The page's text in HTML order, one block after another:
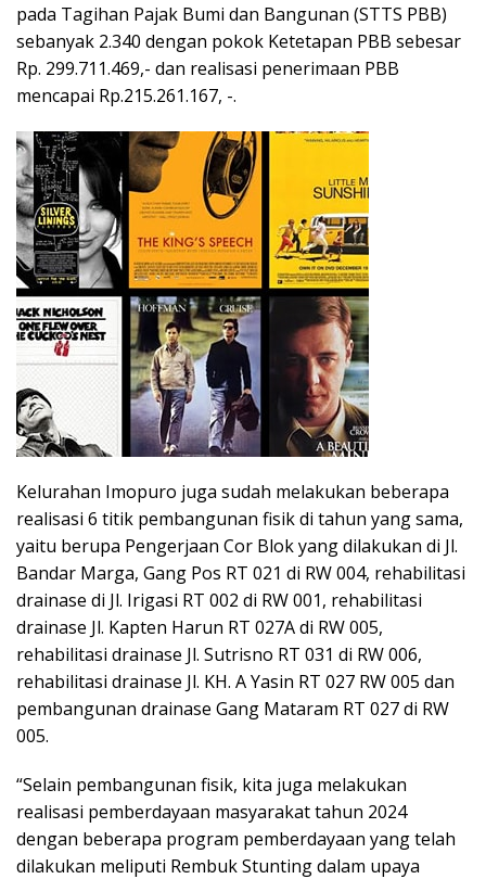
pada Tagihan Pajak Bumi dan Bangunan (STTS PBB)
sebanyak 2.340 dengan pokok Ketetapan PBB sebesar
Rp. 299.711.469,- dan realisasi penerimaan PBB
mencapai Rp.215.261.167, -.
Kelurahan Imopuro juga sudah melakukan beberapa
realisasi 6 titik pembangunan fisik di tahun yang sama,
yaitu berupa Pengerjaan Cor Blok yang dilakukan di Jl.
Bandar Marga, Gang Pos RT 021 di RW 004, rehabilitasi
drainase di Jl. Irigasi RT 002 di RW 001, rehabilitasi
drainase Jl. Kapten Harun RT 027A di RW 005,
rehabilitasi drainase Jl. Sutrisno RT 031 di RW 006,
rehabilitasi drainase Jl. KH. A Yasin RT 027 RW 005 dan
pembangunan drainase Gang Mataram RT 027 di RW
005.
“Selain pembangunan fisik, kita juga melakukan
realisasi pemberdayaan masyarakat tahun 2024
dengan beberapa program pemberdayaan yang telah
dilakukan meliputi Rembuk Stunting dalam upaya